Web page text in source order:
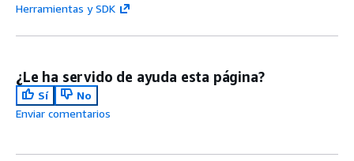
Herramientas y SDK
¿Le ha servido de ayuda esta página?
Sí
No
Enviar comentarios